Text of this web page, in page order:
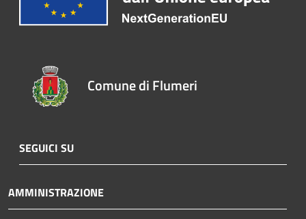
Comune di Flumeri
SEGUICI SU
AMMINISTRAZIONE